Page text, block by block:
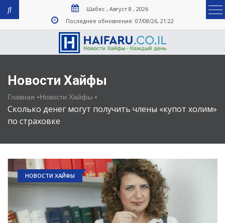
Шабес , Август 8 , 2026
Последнее обновление: 07/08/26, 21:22
Новости Хайфы
Главная -Новости Хайфы -
Сколько денег могут получить члены «купот холим»
по страховке
НОВОСТИ ХАЙФЫ